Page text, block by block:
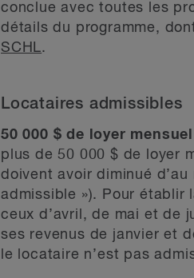
conclue avec toutes les
détails du programme,
SCHL.
Locataires admissibles
50 000 $ de loyer
plus de 50 000 $ de loyer
doivent avoir diminué
admissible »). Pour établir
ceux d’avril, de mai et de
ses revenus de janvier et
le locataire n’est pas